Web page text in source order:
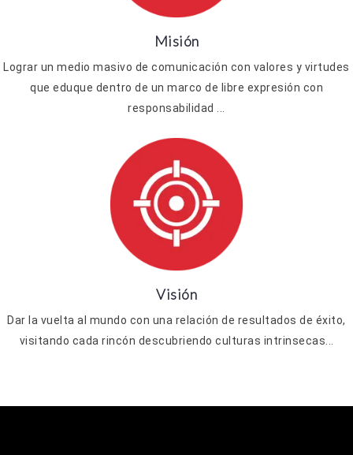
Misión
Lograr un medio masivo de comunicación con valores y virtudes
que eduque dentro de un marco de libre expresión con
responsabilidad ...
Visión
Dar la vuelta al mundo con una relación de resultados de éxito,
visitando cada rincón descubriendo culturas intrinsecas...